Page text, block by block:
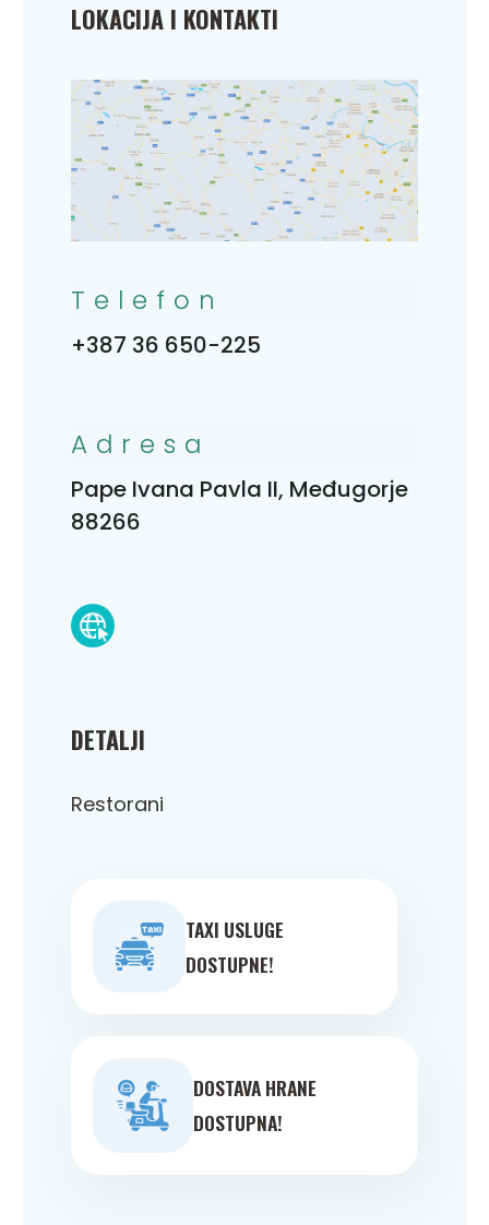
DETALJI
Restorani
TAXI USLUGE
DOSTUPNE!
DOSTAVA HRANE
DOSTUPNA!
LOKACIJA I KONTAKTI
Telefon
+387 36 650-225
Adresa
Pape Ivana Pavla II, Međugorje
88266